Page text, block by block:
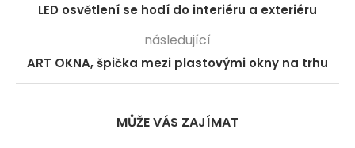
LED osvětlení se hodí do interiéru a exteriéru
následující
ART OKNA, špička mezi plastovými okny na trhu
MŮŽE VÁS ZAJÍMAT